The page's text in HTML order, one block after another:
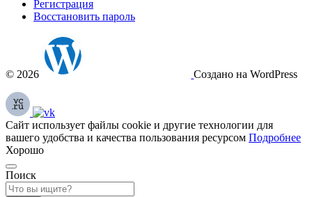
Регистрация
Восстановить пароль
© 2026 Создано на WordPress
Сайт использует файлы cookie и другие технологии для
вашего удобства и качества пользования ресурсом Подробнее
Хорошо
Поиск